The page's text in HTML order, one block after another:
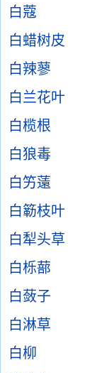
白蔻
白蜡树皮
白辣蓼
白兰花叶
白榄根
白狼毒
白竻薳
白簕枝叶
白犁头草
白栎蔀
白蔹子
白淋草
白柳